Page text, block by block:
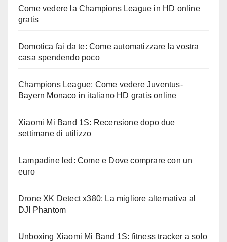
Come vedere la Champions League in HD online
gratis
Domotica fai da te: Come automatizzare la vostra
casa spendendo poco
Champions League: Come vedere Juventus-
Bayern Monaco in italiano HD gratis online
Xiaomi Mi Band 1S: Recensione dopo due
settimane di utilizzo
Lampadine led: Come e Dove comprare con un
euro
Drone XK Detect x380: La migliore alternativa al
DJI Phantom
Unboxing Xiaomi Mi Band 1S: fitness tracker a solo